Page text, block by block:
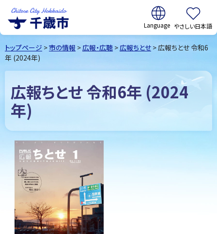
千歳市Chitose
City Hokkaido
翻訳:
やさしい日本語
トップページ >市の情報 >広報・広聴 >広報ちとせ > 広報ちとせ 令和6
年 (2024年)
広報ちとせ 令和6年 (2024
年)